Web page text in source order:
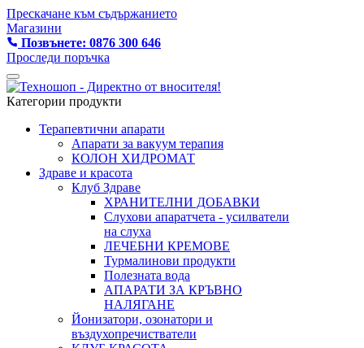
Прескачане към съдържанието
Магазини
Позвънете: 0876 300 646
Проследи поръчка
Категории продукти
Терапевтични апарати
Апарати за вакуум терапия
КОЛОН ХИДРОМАТ
Здраве и красота
Клуб Здраве
ХРАНИТЕЛНИ ДОБАВКИ
Слухови апаратчета - усилватели
на слуха
ЛЕЧЕБНИ КРЕМОВЕ
Турмалинови продукти
Полезната вода
АПАРАТИ ЗА КРЪВНО
НАЛЯГАНЕ
Йонизатори, озонатори и
въздухопречистватели